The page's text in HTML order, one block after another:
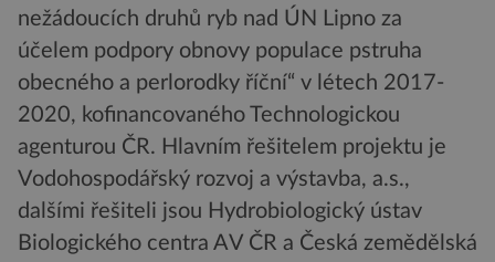
nežádoucích druhů ryb nad ÚN Lipno za
účelem podpory obnovy populace pstruha
obecného a perlorodky říční“ v létech 2017-
2020, kofinancovaného Technologickou
agenturou ČR. Hlavním řešitelem projektu je
Vodohospodářský rozvoj a výstavba, a.s.,
dalšími řešiteli jsou Hydrobiologický ústav
Biologického centra AV ČR a Česká zemědělská